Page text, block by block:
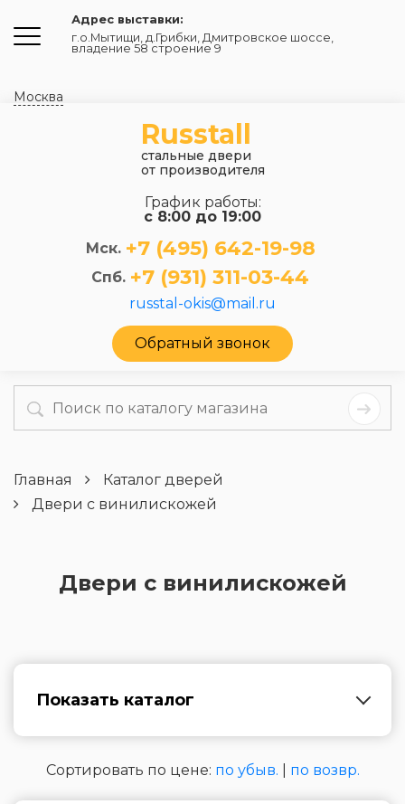
Адрес выставки:
г.о.Мытищи, д.Грибки, Дмитровское шоссе,
владение 58 строение 9
Москва
Russtall
стальные двери
от производителя
График работы:
с 8:00 до 19:00
Мск. +7 (495) 642-19-98
Спб. +7 (931) 311-03-44
russtal-okis@mail.ru
Обратный звонок
Главная
Каталог дверей
Двери с винилискожей
Двери с винилискожей
Показать каталог
Сортировать по цене: по убыв. по возвр.